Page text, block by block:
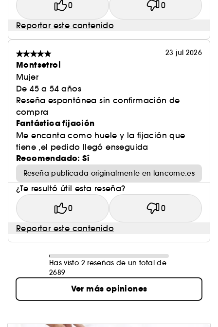
0 0
Reportar este contenido
23 jul 2026
Montsetroi
Mujer
De 45 a 54 años
Reseña espontánea sin confirmación de
compra
Fantástica fijación
Me encanta como huele y la fijación que
tiene ,el pedido llegó enseguida
Recomendado: Sí
Reseña publicada originalmente en lancome.es
¿Te resultó útil esta reseña?
0 0
Reportar este contenido
Has visto 2 reseñas de un total de
2689
Ver más opiniones